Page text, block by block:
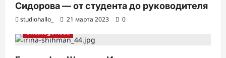
Сидорова — от студента до руководителя
studiohallo_ 21 марта 2023
0
Uncategorised